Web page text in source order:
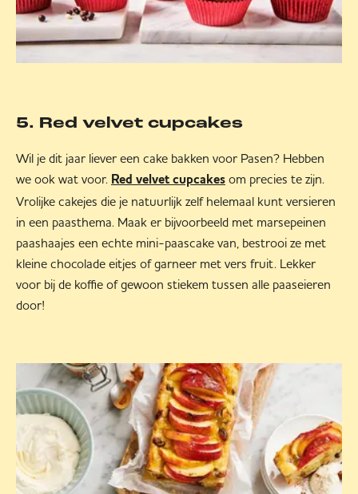
5. Red velvet cupcakes
Wil je dit jaar liever een cake bakken voor Pasen? Hebben
we ook wat voor. Red velvet cupcakes om precies te zijn.
Vrolijke cakejes die je natuurlijk zelf helemaal kunt versieren
in een paasthema. Maak er bijvoorbeeld met marsepeinen
paashaajes een echte mini-paascake van, bestrooi ze met
kleine chocolade eitjes of garneer met vers fruit. Lekker
voor bij de koffie of gewoon stiekem tussen alle paaseieren
door!